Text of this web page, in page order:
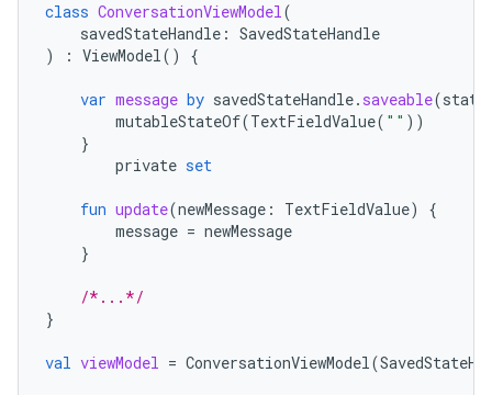
class ConversationViewModel(
savedStateHandle : SavedStateHandle
)
: ViewModel() {
var message by savedStateHandle. saveable(
mutableStateOf(TextFieldValue( "" ))
}
private set
fun update(newMessage : TextFieldValue)
{
message = newMessage
}
/*...*/
}
val viewModel = ConversationViewModel(